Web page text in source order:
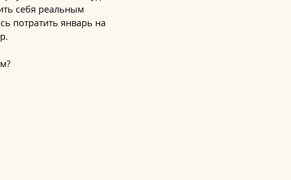
себя реальным
потратить январь на